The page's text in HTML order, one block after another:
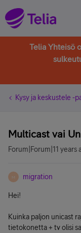
Telia Yhteisö
Kysy ja keskustele -
Multicast vai
Forum|Forum|11 years
M migration
Hei!
Kuinka paljon unicast
tietokonetta + tv olisi